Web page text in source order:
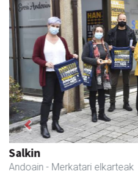
Barn trasteleku eta
Urnieta - Trastelekuak
Previous